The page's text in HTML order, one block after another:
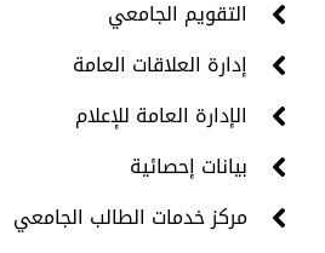
التقويم الجامعي
إدارة العلاقات العامة
الإدارة العامة للإعلام
بيانات إحصائية
مركز خدمات الطالب الجامعي